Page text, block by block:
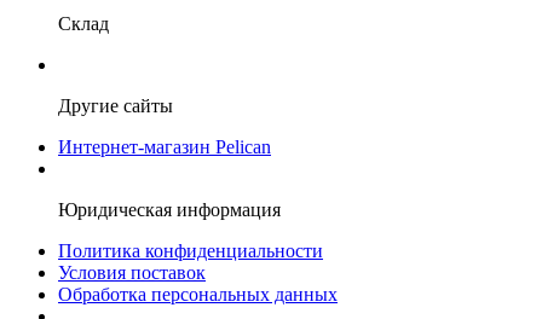
Склад
Другие сайты
Интернет-магазин Pelican
Юридическая информация
Политика конфиденциальности
Условия поставок
Обработка персональных данных